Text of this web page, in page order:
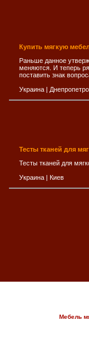
Купить мягкую
Раньше данное
меняются. И теперь
поставить знак
Украина |
Тесты тканей для
Тесты тканей для
Украина | Киев
Мебель